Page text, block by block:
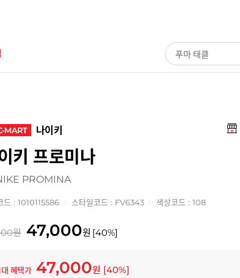
MART 나이키
키 프로미나
PROMINA
드 : 1010115586 스타일코드 : FV6343 색상코드 : 108
원 47,000원 [40%]
혜택가 47,000원 [40%]